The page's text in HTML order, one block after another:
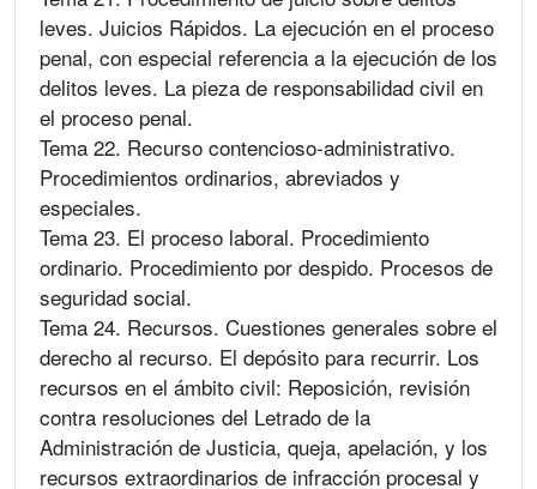
leves. Juicios Rápidos. La ejecución en el proceso
penal, con especial referencia a la ejecución de los
delitos leves. La pieza de responsabilidad civil en
el proceso penal.
Tema 22. Recurso contencioso-administrativo.
Procedimientos ordinarios, abreviados y
especiales.
Tema 23. El proceso laboral. Procedimiento
ordinario. Procedimiento por despido. Procesos de
seguridad social.
Tema 24. Recursos. Cuestiones generales sobre el
derecho al recurso. El depósito para recurrir. Los
recursos en el ámbito civil: Reposición, revisión
contra resoluciones del Letrado de la
Administración de Justicia, queja, apelación, y los
recursos extraordinarios de infracción procesal y